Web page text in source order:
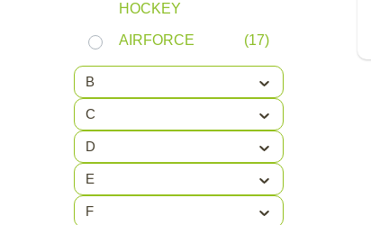
HOCKEY
(17)
AIRFORCE
(1)
(7)
B
C
D
E
F